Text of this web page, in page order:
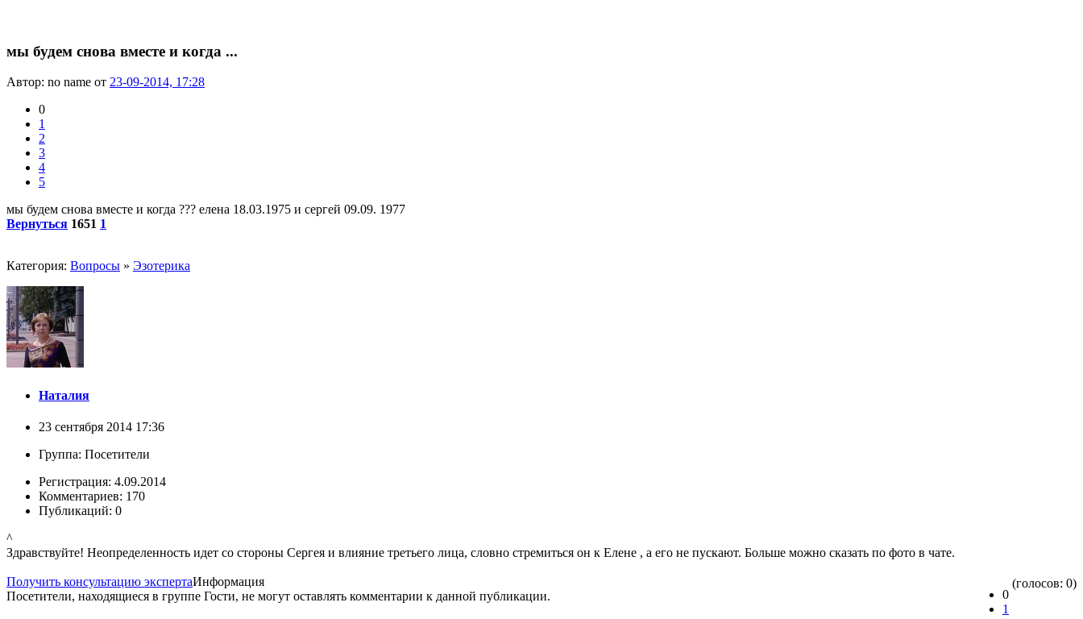
мы будем снова вместе и когда ...
Автор: no name от 23-09-2014, 17:28
0
1
2
3
4
5
мы будем снова вместе и когда ??? елена 18.03.1975 и сергей 09.09. 1977
Вернуться 1651 1
Категория: Вопросы » Эзотерика
Наталия
23 сентября 2014 17:36
Группа: Посетители
Регистрация: 4.09.2014
Комментариев: 170
Публикаций: 0
^
Здравствуйте! Неопределенность идет со стороны Сергея и влияние третьего лица, словно стремиться он к Елене , а его не пускают. Больше можно сказать по фото в чате.
Получить консультацию эксперта
0
1
(голосов: 0)
Информация
Посетители, находящиеся в группе Гости, не могут оставлять комментарии к данной публикации.